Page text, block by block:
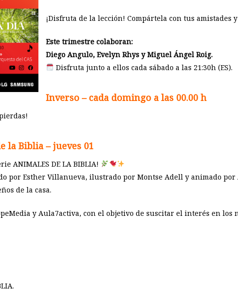
¡Disfruta de la lección! Compártela con tus amistades
Este trimestre colaboran:
Diego Angulo, Evelyn Rhys y Miguel Ángel Roig.
Disfruta junto a ellos cada sábado a las 21:30h (ES).
Inverso – cada domingo a las 00.00 h
la Biblia – jueves 01
ANIMALES DE LA BIBLIA!
por Esther Villanueva, ilustrado por Montse Adell y animado
de la casa.
y Aula7activa, con el objetivo de suscitar el interés en